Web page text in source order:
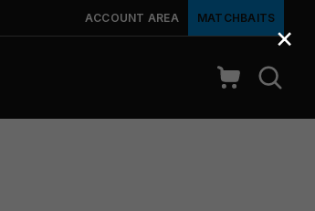
ACCOUNT AREA MATCHBAITS
×